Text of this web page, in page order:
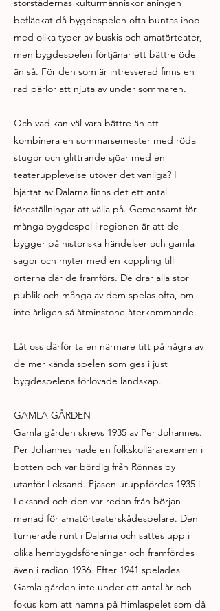
storstädernas kulturmänniskor aningen
befläckat då bygdespelen ofta buntas ihop
med olika typer av buskis och amatörteater,
men bygdespelen förtjänar ett bättre öde
än så. För den som är intresserad finns en
rad pärlor att njuta av under sommaren.
Och vad kan väl vara bättre än att
kombinera en sommarsemester med röda
stugor och glittrande sjöar med en
teaterupplevelse utöver det vanliga? I
hjärtat av Dalarna finns det ett antal
föreställningar att välja på. Gemensamt för
många bygdespel i regionen är att de
bygger på historiska händelser och gamla
sagor och myter med en koppling till
orterna där de framförs. De drar alla stor
publik och många av dem spelas ofta, om
inte årligen så åtminstone återkommande.
Låt oss därför ta en närmare titt på några av
de mer kända spelen som ges i just
bygdespelens förlovade landskap.
GAMLA GÅRDEN
Gamla gården skrevs 1935 av Per Johannes.
Per Johannes hade en folkskollärarexamen i
botten och var bördig från Rönnäs by
utanför Leksand. Pjäsen uruppfördes 1935 i
Leksand och den var redan från början
menad för amatörteaterskådespelare. Den
turnerade runt i Dalarna och sattes upp i
olika hembygdsföreningar och framfördes
även i radion 1936. Efter 1941 spelades
Gamla gården inte under ett antal år och
fokus kom att hamna på Himlaspelet som då